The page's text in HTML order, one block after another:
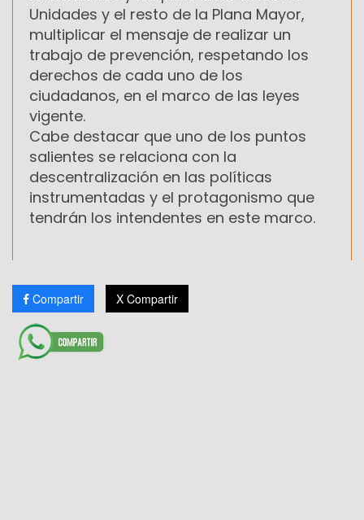
Unidades y el resto de la Plana Mayor,
multiplicar el mensaje de realizar un
trabajo de prevención, respetando los
derechos de cada uno de los
ciudadanos, en el marco de las leyes
vigente.
Cabe destacar que uno de los puntos
salientes se relaciona con la
descentralización en las políticas
instrumentadas y el protagonismo que
tendrán los intendentes en este marco.
Compartir X Compartir